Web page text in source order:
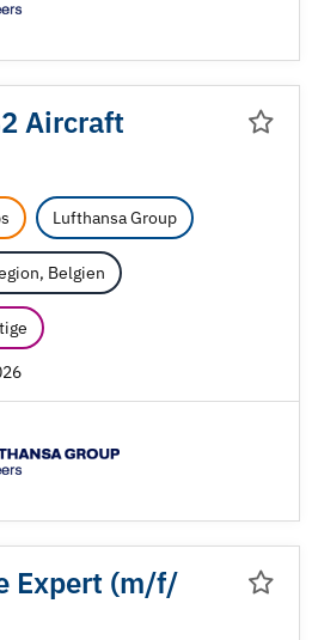
Aircraft
Lufthansa Group
Belgien
Expert (m/f/